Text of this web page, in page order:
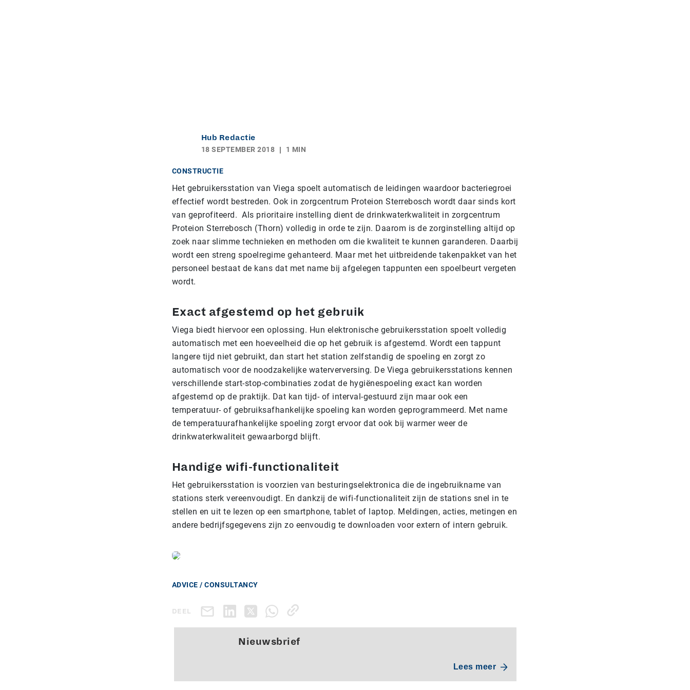
Hub Redactie
18 SEPTEMBER 2018
1 MIN
CONSTRUCTIE
Het gebruikersstation van Viega spoelt automatisch de leidingen waardoor bacteriegroei
effectief wordt bestreden. Ook in zorgcentrum Proteion Sterrebosch wordt daar sinds kort
van geprofiteerd. Als prioritaire instelling dient de drinkwaterkwaliteit in zorgcentrum
Proteion Sterrebosch (Thorn) volledig in orde te zijn. Daarom is de zorginstelling altijd op
zoek naar slimme technieken en methoden om die kwaliteit te kunnen garanderen. Daarbij
wordt een streng spoelregime gehanteerd. Maar met het uitbreidende takenpakket van het
personeel bestaat de kans dat met name bij afgelegen tappunten een spoelbeurt vergeten
wordt.
Exact afgestemd op het gebruik
Viega biedt hiervoor een oplossing. Hun elektronische gebruikersstation spoelt volledig
automatisch met een hoeveelheid die op het gebruik is afgestemd. Wordt een tappunt
langere tijd niet gebruikt, dan start het station zelfstandig de spoeling en zorgt zo
automatisch voor de noodzakelijke waterverversing. De Viega gebruikersstations kennen
verschillende start-stop-combinaties zodat de hygiënespoeling exact kan worden
afgestemd op de praktijk. Dat kan tijd- of interval-gestuurd zijn maar ook een
temperatuur- of gebruiksafhankelijke spoeling kan worden geprogrammeerd. Met name
de temperatuurafhankelijke spoeling zorgt ervoor dat ook bij warmer weer de
drinkwaterkwaliteit gewaarborgd blijft.
Handige wifi-functionaliteit
Het gebruikersstation is voorzien van besturingselektronica die de ingebruikname van
stations sterk vereenvoudigt. En dankzij de wifi-functionaliteit zijn de stations snel in te
stellen en uit te lezen op een smartphone, tablet of laptop. Meldingen, acties, metingen en
andere bedrijfsgegevens zijn zo eenvoudig te downloaden voor extern of intern gebruik.
ADVICE / CONSULTANCY
DEEL
Nieuwsbrief
Lees meer